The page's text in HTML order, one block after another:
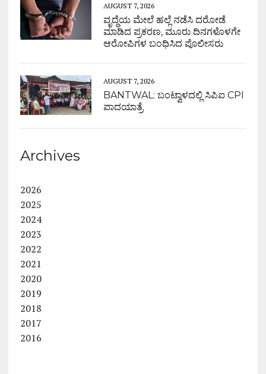
AUGUST 7, 2026
ವೃದ್ಧೆಯ ಮೇಲೆ ಹಲ್ಲೆ ನಡೆಸಿ ದರೋಡೆ
ಮಾಡಿದ ಪ್ರಕರಣ, ಮೂರು ದಿನಗಳೊಳಗೇ
ಆರೋಪಿಗಳ ಬಂಧಿಸಿದ ಪೊಲೀಸರು
AUGUST 7, 2026
BANTWAL: ಬಂಟ್ವಾಳದಲ್ಲಿ ಸಿಪಿಐ CPI
ಪಾದಯಾತ್ರೆ
Archives
2026
2025
2024
2023
2022
2021
2020
2019
2018
2017
2016